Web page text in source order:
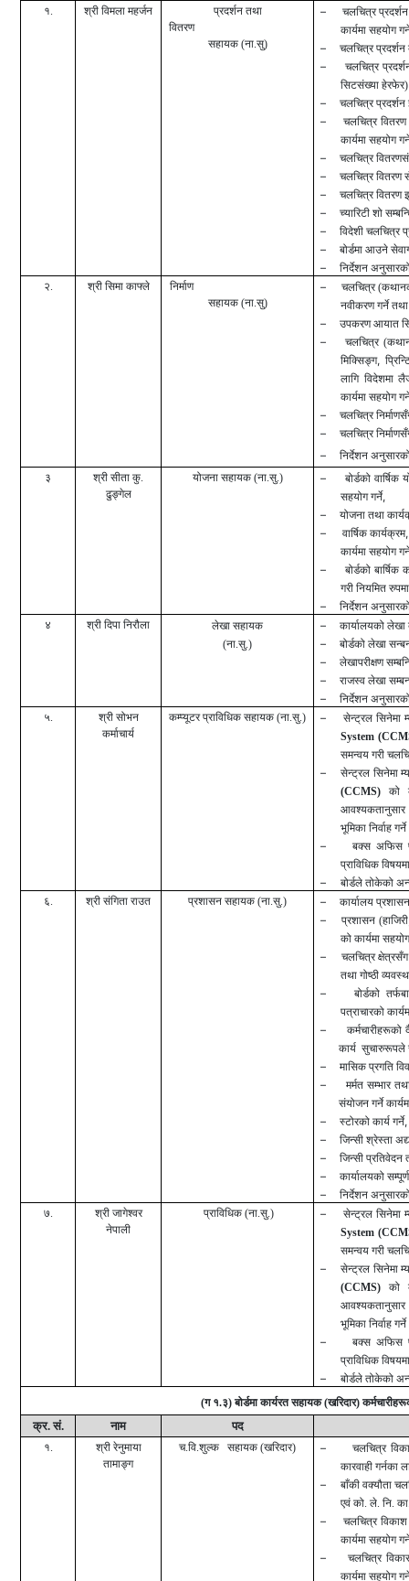
१. श्री विमला महर्जन
प्रदर्शन तथा
वितरण
सहायक (ना.सु)
– चलचित्र
कार्यमा सहयोग
–चलचित्र प्रदर्शन
– चलचित्र
सिटसंख्या हेरफेर)
–चलचित्र प्रदर्शन
–चलचित्र वितरण
कार्यमा सहयोग
–चलचित्र
–चलचित्र वितरण
–चलचित्र वितरण
–च्यारिटी शो
–विदेशी चलचित्र
–बोर्डमा आउने
–निर्देशन
२.
श्री सिमा काफ्ले
निर्माण
सहायक (ना.सु)
–चलचित्र
नवीकरण गर्ने
–उपकरण आयात
–चलचित्र
मिक्सिङ्ग,
लागि विदेशमा
कार्यमा सहयोग
–चलचित्र
–चलचित्र
–निर्देशन
३
श्री सीता कु.
ढुङ्गेल
योजना सहायक (ना.सु.) – बोर्डको वार्षिक
सहयोग गर्ने,
–योजना तथा
– वार्षिक कार्यक्रम
कार्यमा सहयोग
– बोर्डको
गरी नियमित
–निर्देशन
४
श्री दिपा निरौला
लेखा सहायक
(ना.सु.)
–कार्यालयको लेखा
–बोर्डको लेखा
–लेखापरीक्षण
–राजस्व लेखा
–निर्देशन
५.
श्री सोभन
कर्माचार्य
कम्प्यूटर प्राविधिक सहायक (ना.सु.) –सेन्ट्रल सिनेमा
System
समन्वय गरी
–सेन्ट्रल सिनेमा
(CCMS)
को
भूमिका निर्वाह
–बक्स अफिस
प्राविधिक
–
बोर्डले तोकेको
६.
श्री संगिता राउत प्रशासन सहायक (ना.सु.) –कार्यालय
–प्रशासन (हाजिरी
को कार्यमा
– चलचित्र
तथा गोष्ठी
–बोर्डको
पत्राचारको
–
कर्मचारीहरूको
कार्य सुचारुरूपले
–मासिक प्रगति
–
मर्मत सम्भार
संयोजन गर्ने
–स्टोरको कार्य गर्ने,
–जिन्सी श्रेस्ता
–जिन्सी प्रतिवेदन
–कार्यालयको
–निर्देशन
७.
श्री जागेश्वर
नेपाली
प्राविधिक (ना.सु.) –सेन्ट्रल सिनेमा
System
समन्वय गरी
–सेन्ट्रल सिनेमा
(CCMS)
को
भूमिका निर्वाह
–बक्स अफिस
प्राविधिक
–
बोर्डले तोकेको
(ग १.३) बोर्डमा कार्यरत सहायक (खरिदार)
क्र. सं. नाम पद
१.
श्री रेनुमाया
तामाङ्ग
च.वि.शुल्क सहायक (खरिदार) – चलचित्र
कारवाही गर्नका
– बाँकी वक्यौता
एवं को. ले. नि.
–चलचित्र
कार्यमा सहयोग
– चलचित्र
कार्यमा सहयोग